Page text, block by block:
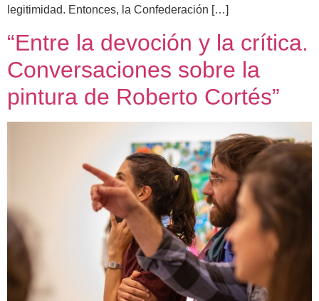
legitimidad. Entonces, la Confederación […]
“Entre la devoción y la crítica.
Conversaciones sobre la
pintura de Roberto Cortés”